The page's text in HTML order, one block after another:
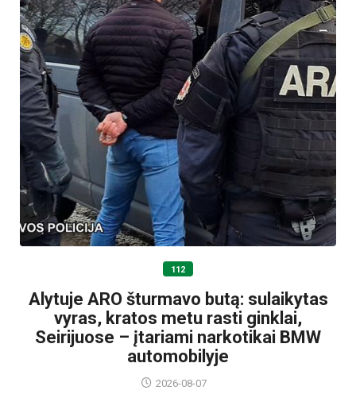
112
Alytuje ARO šturmavo butą: sulaikytas
vyras, kratos metu rasti ginklai,
Seirijuose – įtariami narkotikai BMW
automobilyje
2026-08-07